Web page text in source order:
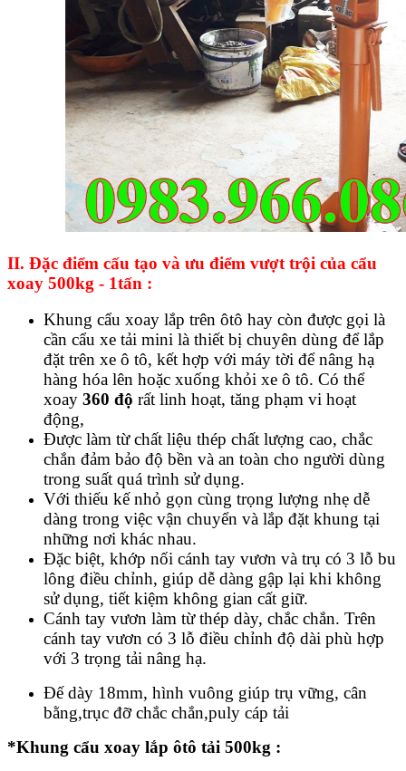
II. Đặc điểm cấu tạo và ưu điểm vượt trội của cẩu
xoay 500kg - 1tấn :
Khung cẩu xoay lắp trên ôtô hay còn được gọi là
cần cẩu xe tải mini là thiết bị chuyên dùng để lắp
đặt trên xe ô tô, kết hợp với máy tời để nâng hạ
hàng hóa lên hoặc xuống khỏi xe ô tô. Có thể
xoay 360 độ rất linh hoạt, tăng phạm vi hoạt
động,
Được làm từ chất liệu thép chất lượng cao, chắc
chắn đảm bảo độ bền và an toàn cho người dùng
trong suất quá trình sử dụng.
Với thiếu kế nhỏ gọn cùng trọng lượng nhẹ dễ
dàng trong việc vận chuyển và lắp đặt khung tại
những nơi khác nhau.
Đặc biệt, khớp nối cánh tay vươn và trụ có 3 lỗ bu
lông điều chỉnh, giúp dễ dàng gập lại khi không
sử dụng, tiết kiệm không gian cất giữ.
Cánh tay vươn làm từ thép dày, chắc chắn. Trên
cánh tay vươn có 3 lỗ điều chỉnh độ dài phù hợp
với 3 trọng tải nâng hạ.
Đế dày 18mm, hình vuông giúp trụ vững, cân
bằng,trục đỡ chắc chắn,puly cáp tải
*Khung cẩu xoay lắp ôtô tải 500kg :